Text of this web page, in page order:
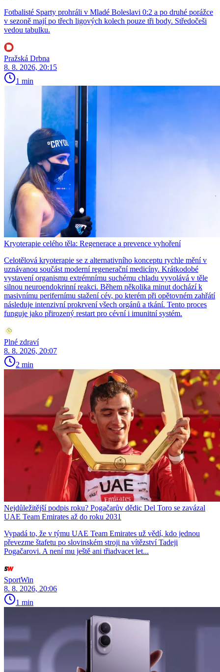
Fotbalisté Sparty prohráli v Mladé Boleslavi 0:2 a po druhé porážce
v sezoně mají po třech ligových kolech pouze tři body. Středočeši
vedou tabulku.
Pražská Drbna
8. 8. 2026, 20:15
1 min
Kryoterapie celého těla: Regenerace a prevence vyhoření
Celotělová kryoterapie se z alternativního konceptu rychle mění v
uznávanou součást moderní regenerační medicíny. Krátkodobé
vystavení organismu extrémnímu suchému chladu vyvolává v těle
silnou neuroendokrinní reakci. Během několika minut dochází k
masivnímu perifernímu stažení cév, po kterém při opětovném zahřátí
následuje intenzivní prokrvení všech orgánů a tkání. Tento proces
funguje jako přirozený restart pro cévní i imunitní systém.
Plné zdraví
8. 8. 2026, 20:07
2 min
Nejdůležitější podpis roku? Pogačarův dědic Del Toro se zavázal
UAE Team Emirates až do roku 2031
Vypadá to, že v týmu UAE Team Emirates už vědí, kdo jednou
převezme štafetu po slovinském stroji na vítězství Tadeji
Pogačarovi. A není mu ještě ani třiadvacet let...
SportWin
8. 8. 2026, 20:06
1 min